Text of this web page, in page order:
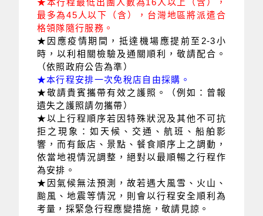
★本行程最低出團人數為16人以上（含），
最多為45人以下（含），台灣地區將派遣合
格領隊隨行服務。
★因應疫情期間，抵達機場應提前至2-3小
時，以利相關檢驗及通關順利，敬請配合。
（依照政府公告為準）
★本行程安排一次免稅店自由採購。
★敬請貴賓攜帶有效之護照。（例如：曾報
遺失之護照請勿攜帶）
★以上行程順序若因特殊狀況及其他不可抗
拒之現象：如天候、交通、航班、船舶影
響，而有飯店、景點、餐食順序上之調動，
依當地視情況調整，絕對以最順暢之行程作
為安排。
★因氣候無法預測，故若遇大風雪、火山、
颱風、地震等情況，則會以行程安全順利為
考量，採緊急行程應變措施，敬請見諒。